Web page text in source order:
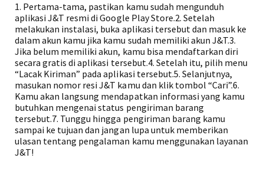
1. Pertama-tama, pastikan kamu sudah mengunduh
aplikasi J&T resmi di Google Play Store.2. Setelah
melakukan instalasi, buka aplikasi tersebut dan masuk ke
dalam akun kamu jika kamu sudah memiliki akun J&T.3.
Jika belum memiliki akun, kamu bisa mendaftarkan diri
secara gratis di aplikasi tersebut.4. Setelah itu, pilih menu
“Lacak Kiriman” pada aplikasi tersebut.5. Selanjutnya,
masukan nomor resi J&T kamu dan klik tombol “Cari”.6.
Kamu akan langsung mendapatkan informasi yang kamu
butuhkan mengenai status pengiriman barang
tersebut.7. Tunggu hingga pengiriman barang kamu
sampai ke tujuan dan jangan lupa untuk memberikan
ulasan tentang pengalaman kamu menggunakan layanan
J&T!